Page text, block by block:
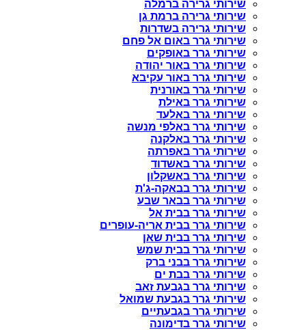
שירותי גרירה ברמלה
שירותי גרירה ברמת גן
שירותי גרירה בשדרות
שירותי גרר באום אל פחם
שירותי גרר באופקים
שירותי גרר באור יהודה
שירותי גרר באור עקיבא
שירותי גרר באורנית
שירותי גרר באילת
שירותי גרר באלעד
שירותי גרר באלפי מנשה
שירותי גרר באלקנה
שירותי גרר באפרתה
שירותי גרר באשדוד
שירותי גרר באשקלון
שירותי גרר בבאקה-ג'ת
שירותי גרר בבאר שבע
שירותי גרר בבית אל
שירותי גרר בבית אריה-עופרים
שירותי גרר בבית שאן
שירותי גרר בבית שמש
שירותי גרר בבני ברק
שירותי גרר בבת ים
שירותי גרר בגבעת זאב
שירותי גרר בגבעת שמואל
שירותי גרר בגבעתיים
שירותי גרר בדימונה